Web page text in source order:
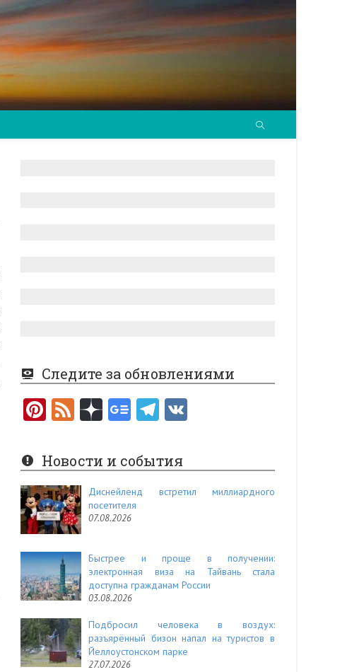
Следите за обновлениями
Pi
er
es
t
F
e
d
Новости и события
Диснейленд встретил миллиардного
посетителя
07.08.2026
Быстрее и проще в получении:
электронная виза на Тайвань стала
доступна гражданам России
03.08.2026
Подбросил человека в воздух:
разъярённый бизон напал на туристов в
Йеллоустонском парке
27.07.2026